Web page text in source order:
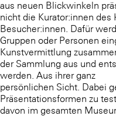
aus neuen Blickwinkeln
nicht die Kurator:innen des
Besucher:innen. Dafür
Gruppen oder Personen
Kunstvermittlung
der Sammlung aus und
werden. Aus ihrer ganz
persönlichen Sicht. Dabei
Präsentationsformen zu
davon im gesamten